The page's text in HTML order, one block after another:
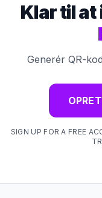
Klar til at
Generér QR-
SIGN UP FOR A FREE